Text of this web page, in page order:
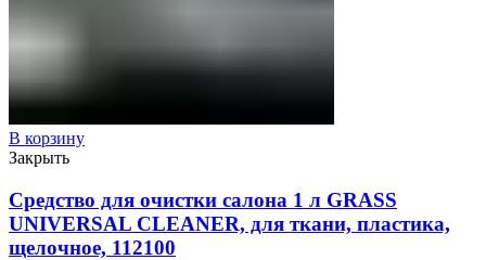
В корзину
Закрыть
Средство для очистки салона 1 л GRASS
UNIVERSAL CLEANER, для ткани, пластика,
щелочное, 112100